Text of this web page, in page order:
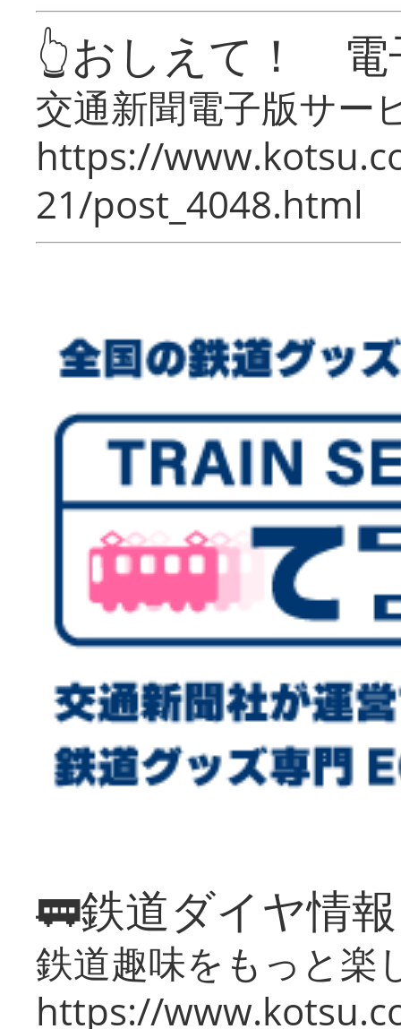
👆おしえて！ 電
交通新聞電子版サー
https://
21/post_4048.html
🚃鉄道ダイヤ情
鉄道趣味をもっと楽
https://